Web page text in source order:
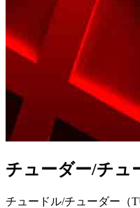
チューダー/チュ
チュードル/チューダー（